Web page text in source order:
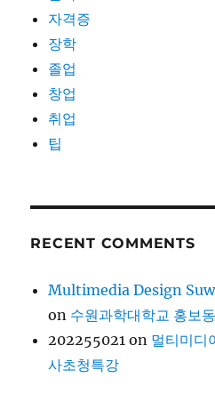
자격증
장학
졸업
창업
취업
팁
RECENT COMMENTS
Multimedia Design
on 수원과학대학교 홍보
202255021 on 멀티미디
사초청특강